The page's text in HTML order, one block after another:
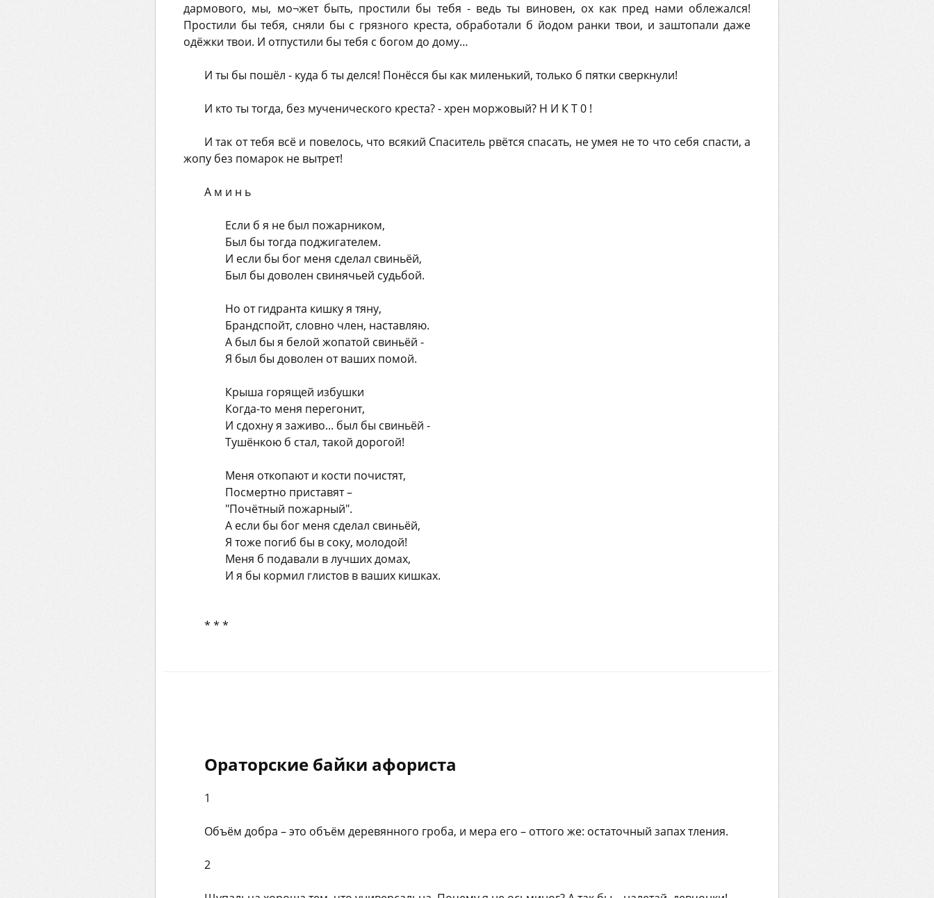
дармового, мы, мо¬жет быть, простили бы тебя - ведь ты виновен, ох как пред нами облежался!
Простили бы тебя, сняли бы с грязного креста, обработали б йодом ранки твои, и заштопали даже
одёжки твои. И отпустили бы тебя с богом до дому…
И ты бы пошёл - куда б ты делся! Понёсся бы как миленький, только б пятки сверкнули!
И кто ты тогда, без мученического креста? - хрен моржовый? Н И К Т 0 !
И так от тебя всё и повелось, что всякий Спаситель рвётся спасать, не умея не то что себя спасти, а
жопу без помарок не вытрет!
А м и н ь
Если б я не был пожарником,
Был бы тогда поджигателем.
И если бы бог меня сделал свиньёй,
Был бы доволен свинячьей судьбой.
Но от гидранта кишку я тяну,
Брандспойт, словно член, наставляю.
А был бы я белой жопатой свиньёй -
Я был бы доволен от ваших помой.
Крыша горящей избушки
Когда-то меня перегонит,
И сдохну я заживо... был бы свиньёй -
Тушёнкою б стал, такой дорогой!
Меня откопают и кости почистят,
Посмертно приставят –
"Почётный пожарный".
А если бы бог меня сделал свиньёй,
Я тоже погиб бы в соку, молодой!
Меня б подавали в лучших домах,
И я бы кормил глистов в ваших кишках.
* * *
Ораторские байки афориста
1
Объём добра – это объём деревянного гроба, и мера его – оттого же: остаточный запах тления.
2